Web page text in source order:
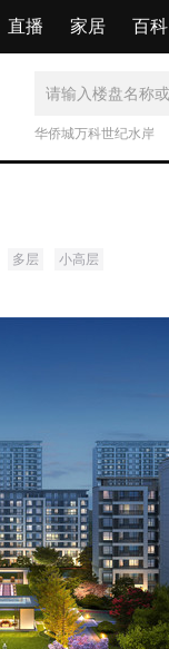
直播 家居 百科
华侨城万科世纪水岸
多层 小高层